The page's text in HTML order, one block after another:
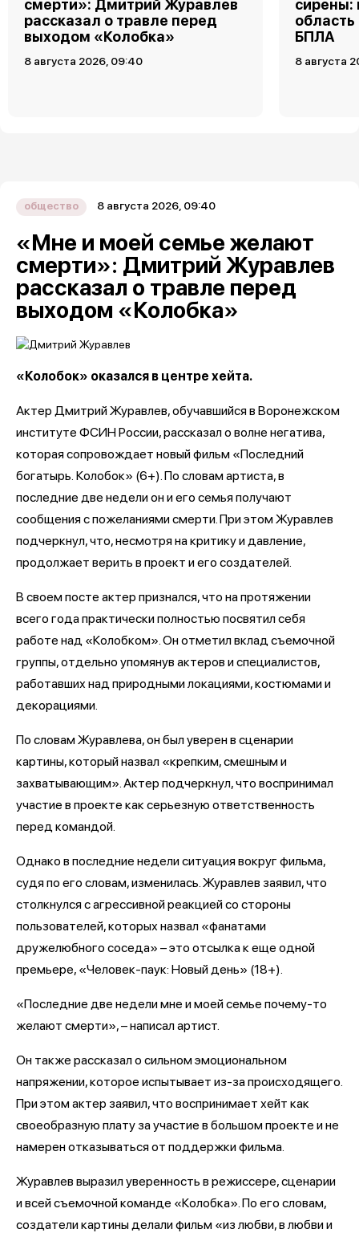
смерти»: Дмитрий Журавлев
рассказал о травле перед
выходом «Колобка»
8 августа 2026, 09:40
сирены:
БПЛА
8 августа
общество 8 августа 2026, 09:40
«Мне и моей семье желают
смерти»: Дмитрий Журавлев
рассказал о травле перед
выходом «Колобка»
«Колобок» оказался в центре хейта.
Актер Дмитрий Журавлев, обучавшийся в Воронежском
институте ФСИН России, рассказал о волне негатива,
которая сопровождает новый фильм «Последний
богатырь. Колобок» (6+). По словам артиста, в
последние две недели он и его семья получают
сообщения с пожеланиями смерти. При этом Журавлев
подчеркнул, что, несмотря на критику и давление,
продолжает верить в проект и его создателей.
В своем посте актер признался, что на протяжении
всего года практически полностью посвятил себя
работе над «Колобком». Он отметил вклад съемочной
группы, отдельно упомянув актеров и специалистов,
работавших над природными локациями, костюмами и
декорациями.
По словам Журавлева, он был уверен в сценарии
картины, который назвал «крепким, смешным и
захватывающим». Актер подчеркнул, что воспринимал
участие в проекте как серьезную ответственность
перед командой.
Однако в последние недели ситуация вокруг фильма,
судя по его словам, изменилась. Журавлев заявил, что
столкнулся с агрессивной реакцией со стороны
пользователей, которых назвал «фанатами
дружелюбного соседа» – это отсылка к еще одной
премьере, «Человек-паук: Новый день» (18+).
«Последние две недели мне и моей семье почему-то
желают смерти», – написал артист.
Он также рассказал о сильном эмоциональном
напряжении, которое испытывает из-за происходящего.
При этом актер заявил, что воспринимает хейт как
своеобразную плату за участие в большом проекте и не
намерен отказываться от поддержки фильма.
Журавлев выразил уверенность в режиссере, сценарии
и всей съемочной команде «Колобка». По его словам,
создатели картины делали фильм «из любви, в любви и